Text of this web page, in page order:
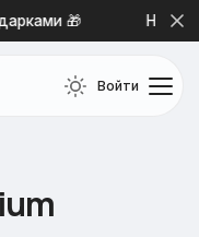
🎁 Новая
Войти